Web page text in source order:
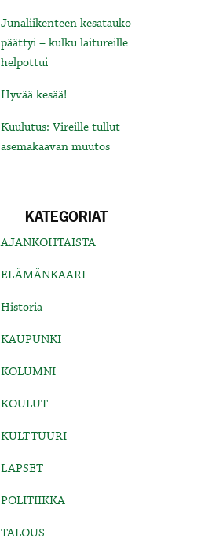
Junaliikenteen kesätauko
päättyi – kulku laitureille
helpottui
Hyvää kesää!
Kuulutus: Vireille tullut
asemakaavan muutos
KATEGORIAT
AJANKOHTAISTA
ELÄMÄNKAARI
Historia
KAUPUNKI
KOLUMNI
KOULUT
KULTTUURI
LAPSET
POLITIIKKA
TALOUS